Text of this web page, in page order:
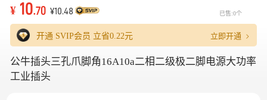
¥ 10.70 ¥10.48 已售:0个
开通 SVIP会员 立省0.22元 立即开通
公牛插头三孔爪脚角16A10a二相二级极二脚电源大功率
工业插头